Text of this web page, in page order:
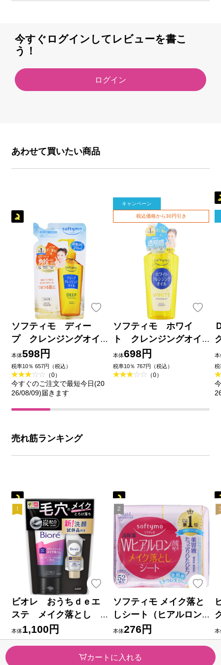
カートに入れる
今すぐログインしてレビューを書こ
う！
ログイン
あわせて買いたい商品
ソフティモ ディー
プ クレンジングオイ
ル 詰替 ２１０ｍＬ Ｋ
ＯＳＥコスメポート
本体598円
税率10％ 657円（税込）
（0）
今すぐのご注文で最短今日(20
26/08/09)届きます
キャンペーン
税込価格から30円引き
ソフティモ ホワイ
ト クレンジングオイ
ル ２４０ｍＬ ＫＯＳＥ
コスメポート
本体698円
税率10％ 767円（税込）
（0）
本
税
売れ筋ランキング
ビオレ おうちｄｅエ
ステ メイク落とし
ブラックジェル クレ
イ試供品セット ２００
本体1,100円
税率10％ 1,210円（税込）
今すぐのご注文で最短今日(20
ソフティモ メイク落と
しシート（ヒアルロン
酸） つめかえ ５２枚 Ｋ
ＯＳＥコスメポート
本体276円
税率10％ 303円（税込）
今すぐのご注文で最短今日(20
本
税